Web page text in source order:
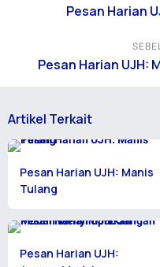
Pesan Harian
Pesan Harian UJH:
Artikel Terkait
Pesan Harian UJH: Manis
Tulang
Pesan Harian UJH: